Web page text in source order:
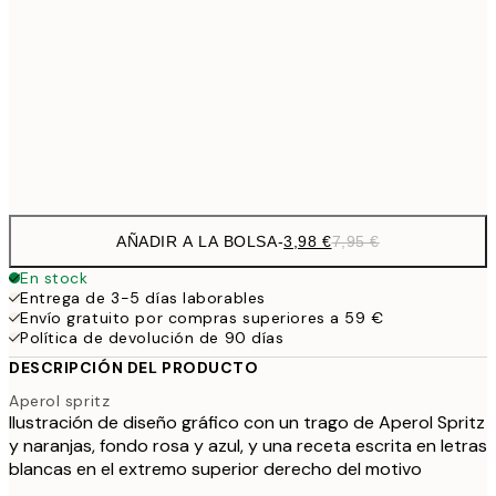
AÑADIR A LA BOLSA-3,98 €7,95 €
En stock
Entrega de 3-5 días laborables
Envío gratuito por compras superiores a 59 €
Política de devolución de 90 días
DESCRIPCIÓN DEL PRODUCTO
Aperol spritz
Ilustración de diseño gráfico con un trago de Aperol Spritz
y naranjas, fondo rosa y azul, y una receta escrita en letras
blancas en el extremo superior derecho del motivo